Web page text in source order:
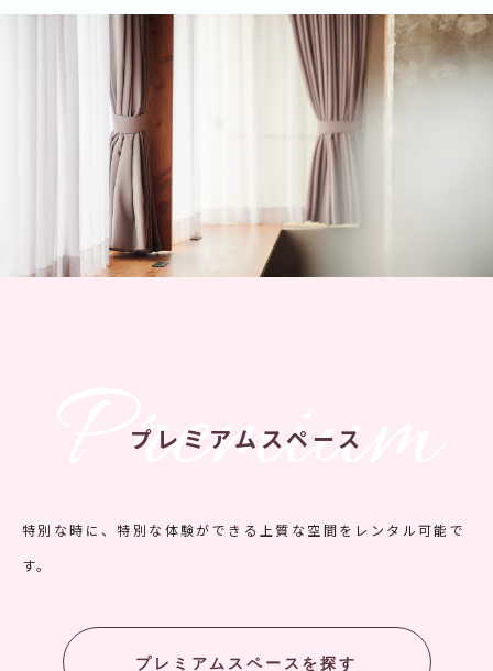
プレミアムスペース
Premium
特別な時に、特別な体験ができる上質な空間をレンタル可能で
す。
プレミアムスペースを探す